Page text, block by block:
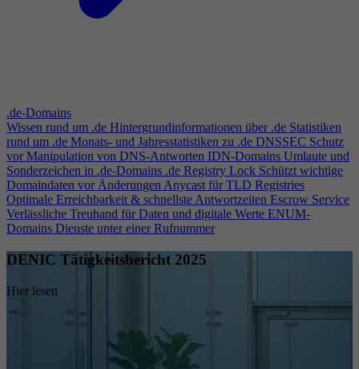
.de-Domains
Wissen rund um .de Hintergrundinformationen über .de Statistiken
rund um .de Monats- und Jahresstatistiken zu .de DNSSEC Schutz
vor Manipulation von DNS-Antworten IDN-Domains Umlaute und
Sonderzeichen in .de-Domains .de Registry Lock Schützt wichtige
Domaindaten vor ÄnderungenAnycast für TLD Registries
Optimale Erreichbarkeit & schnellste Antwortzeiten Escrow Service
Verlässliche Treuhand für Daten und digitale Werte ENUM-
Domains Dienste unter einer Rufnummer
DENIC Tätigkeitsbericht 2025
Hier lesen